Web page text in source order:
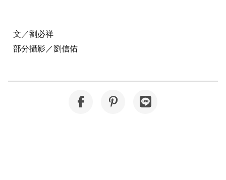
文／劉必祥
部分攝影／劉信佑